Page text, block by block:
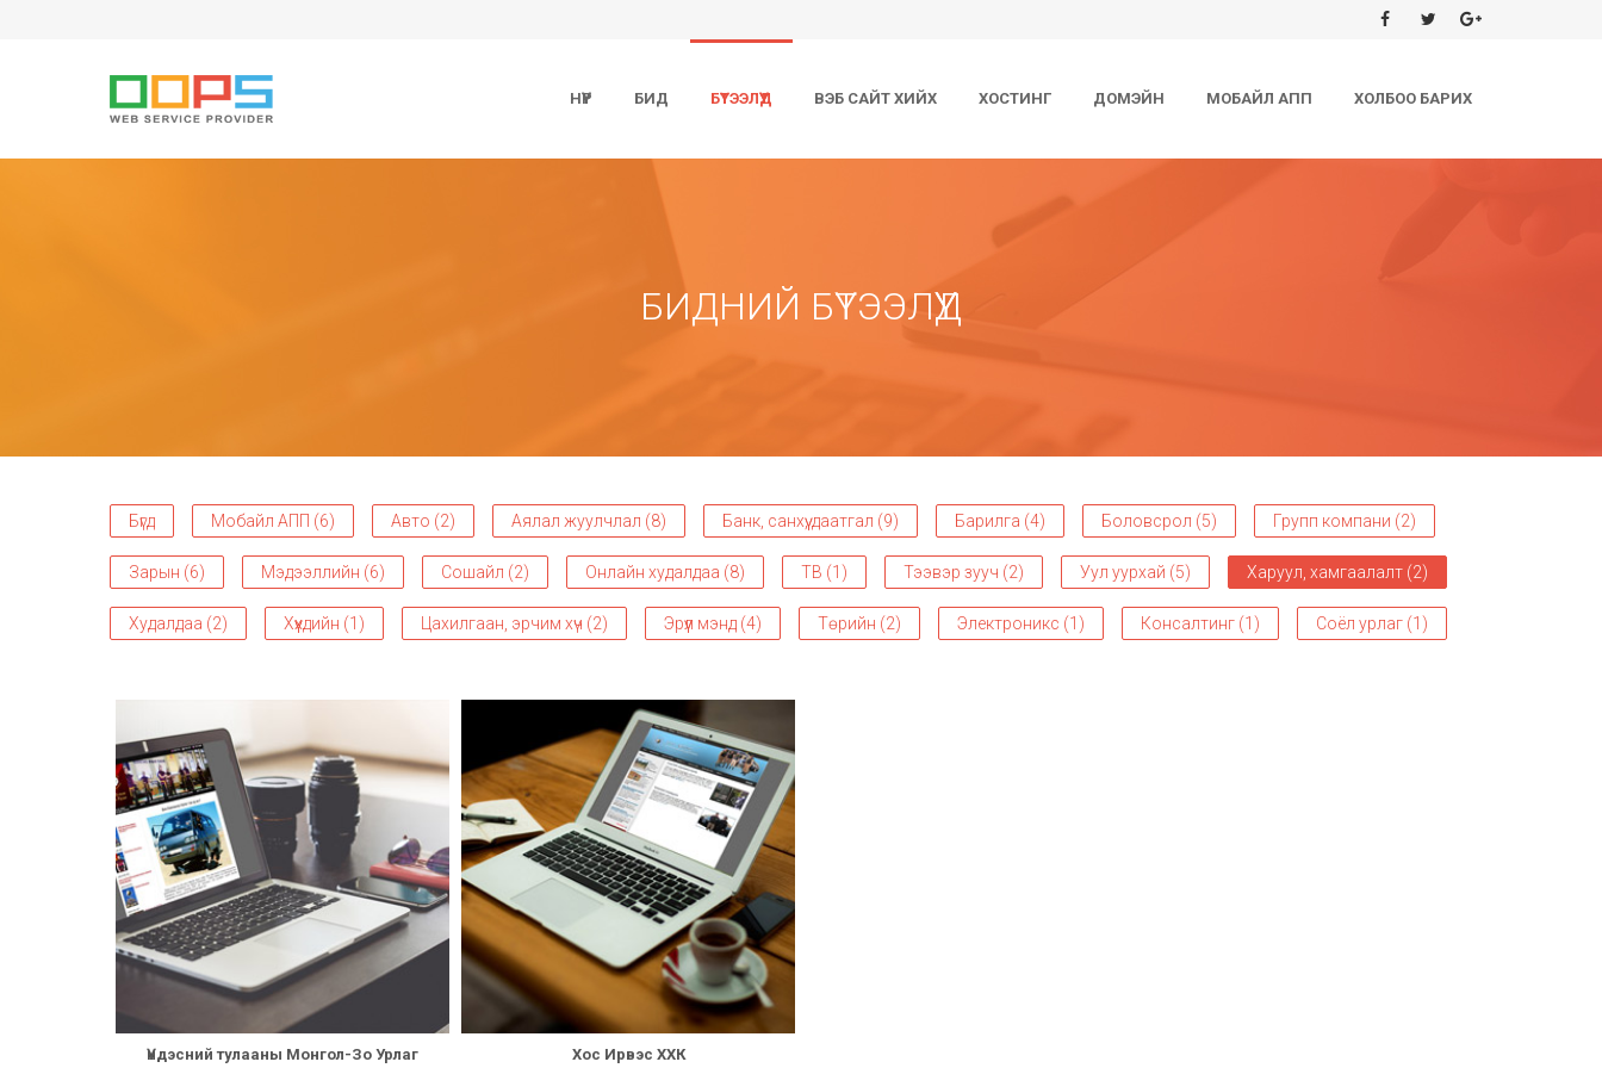
НҮҮР БИД БҮТЭЭЛҮҮД ВЭБ САЙТ ХИЙХ ХОСТИНГ ДОМЭЙН МОБАЙЛ АПП ХОЛБОО БАРИХ
БИДНИЙ БҮТЭЭЛҮҮД
Бүгд Мобайл АПП (6) Авто (2) Аялал жуулчлал (8) Банк, санхүү, даатгал (9) Барилга (4) Боловсрол (5) Групп компани (2)
Зарын (6) Мэдээллийн (6) Сошайл (2) Онлайн худалдаа (8) ТВ (1) Тээвэр зууч (2) Уул уурхай (5) Харуул, хамгаалалт (2)
Худалдаа (2) Хүүхдийн (1) Цахилгаан, эрчим хүч (2) Эрүүл мэнд (4) Төрийн (2) Электроникс (1) Консалтинг (1) Соёл урлаг (1)
Үндэсний тулааны Монгол-Зо Урлаг Хос Ирвэс ХХК